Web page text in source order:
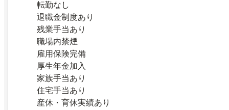
転勤なし
退職金制度あり
残業手当あり
職場内禁煙
雇用保険完備
厚生年金加入
家族手当あり
住宅手当あり
産休・育休実績あり